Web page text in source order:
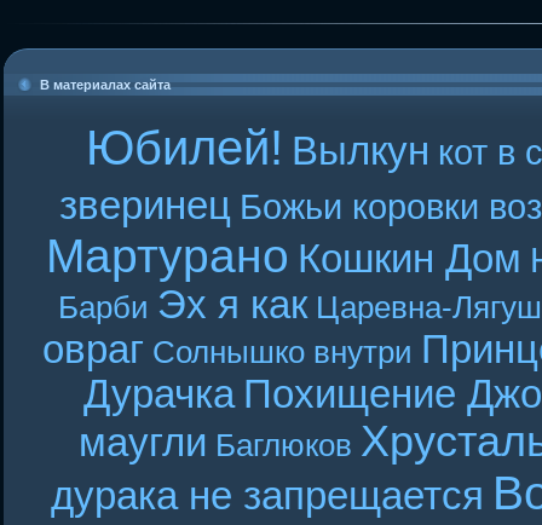
В материалах сайта
Юбилей! Вылкун кот в
зверинец Божьи коровки
Мартурано Кошкин Дом
Барби Эх я как Царевна-
овраг Солнышко внутри
Дурачка Похищение
маугли Баглюков
дурака не запрещается